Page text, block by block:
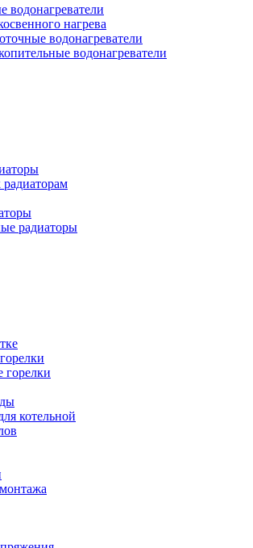
водонагреватели
нагрева
водонагреватели
водонагреватели
радиаторы
котельной